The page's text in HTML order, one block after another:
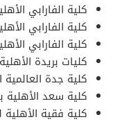
كلية الفارابي
كلية الفارابي
كلية الفارابي
كليات بريدة الأهلية
كلية جدة العالمية
​كلية سعد الأهلية
كلية فقية الأهلية